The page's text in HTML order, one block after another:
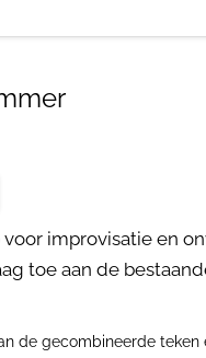
improvisatie en
toe aan de
de gecombineerde